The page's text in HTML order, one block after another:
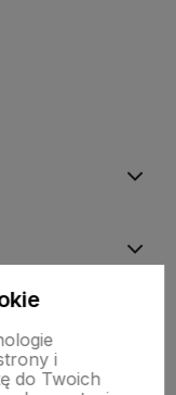
i
do Twoich